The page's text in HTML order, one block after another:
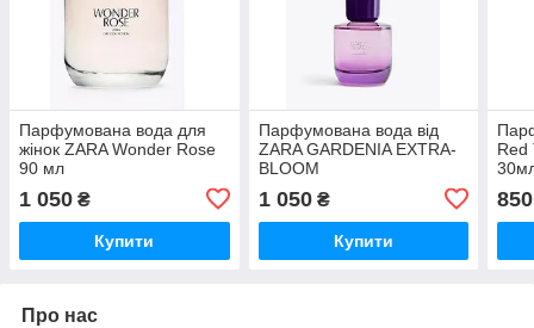
Парфумована вода для
жінок ZARA Wonder Rose
90 мл
1 050 ₴
Купити
Парфумована вода від
ZARA GARDENIA EXTRA-
BLOOM
1 050₴
Купити
Red
850
Про нас